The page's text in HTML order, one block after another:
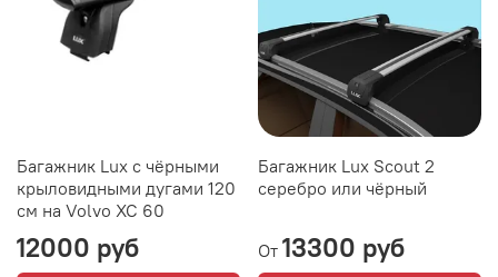
Багажник Lux с чёрными
крыловидными дугами 120
см на Volvo XC 60
12000 руб
Багажник Lux Scout 2
серебро или чёрный
От 13300 руб